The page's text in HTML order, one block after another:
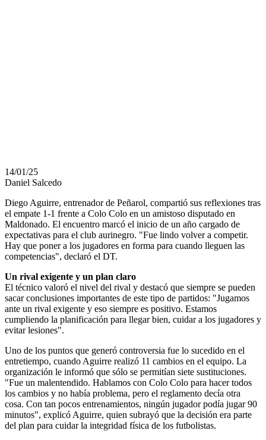
14/01/25
Daniel Salcedo
Diego Aguirre, entrenador de Peñarol, compartió sus reflexiones tras
el empate 1-1 frente a Colo Colo en un amistoso disputado en
Maldonado. El encuentro marcó el inicio de un año cargado de
expectativas para el club aurinegro. "Fue lindo volver a competir.
Hay que poner a los jugadores en forma para cuando lleguen las
competencias", declaró el DT.
Un rival exigente y un plan claro
El técnico valoró el nivel del rival y destacó que siempre se pueden
sacar conclusiones importantes de este tipo de partidos: "Jugamos
ante un rival exigente y eso siempre es positivo. Estamos
cumpliendo la planificación para llegar bien, cuidar a los jugadores y
evitar lesiones".
Uno de los puntos que generó controversia fue lo sucedido en el
entretiempo, cuando Aguirre realizó 11 cambios en el equipo. La
organización le informó que sólo se permitían siete sustituciones.
"Fue un malentendido. Hablamos con Colo Colo para hacer todos
los cambios y no había problema, pero el reglamento decía otra
cosa. Con tan pocos entrenamientos, ningún jugador podía jugar 90
minutos", explicó Aguirre, quien subrayó que la decisión era parte
del plan para cuidar la integridad física de los futbolistas.